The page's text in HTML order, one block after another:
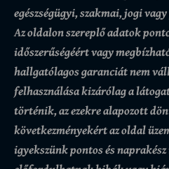
egészségügyi, szakmai, jogi
Az oldalon szereplő adatok
időszerűségéért vagy
hallgatólagos garanciát nem
felhasználása kizárólag a
történik, az ezekre alapozott
következményekért az oldal
igyekszünk pontos és